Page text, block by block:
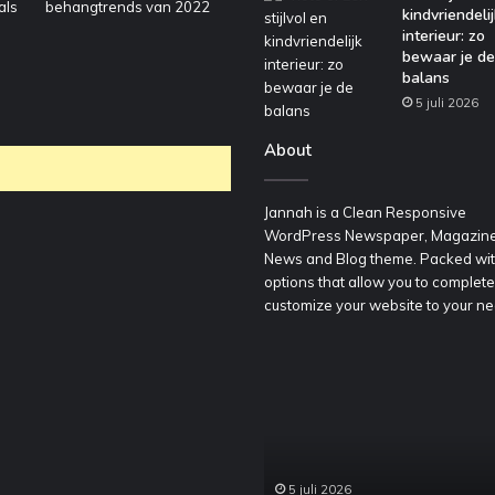
interieur: zo
bewaar je de
balans
5 juli 2026
About
Jannah is a Clean Responsive
WordPress Newspaper,
News and Blog theme. Packed
options that allow you to
customize your website to your
5 juli 2026